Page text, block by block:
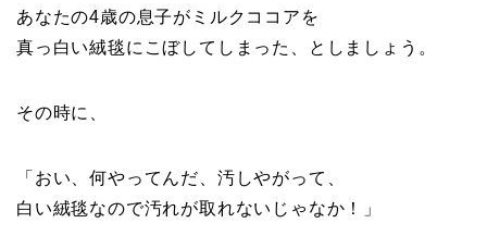
あなたの4歳の息子がミルクココアを
真っ白い絨毯にこぼしてしまった、としましょう。
その時に、
「おい、何やってんだ、汚しやがって、
白い絨毯なので汚れが取れないじゃなか！」